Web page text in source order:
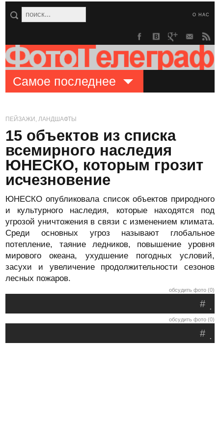
О НАС
Самое последнее
ПЕЙЗАЖИ, ЛАНДШАФТЫ
15 объектов из списка
всемирного наследия
ЮНЕСКО, которым грозит
исчезновение
ЮНЕСКО опубликовала список объектов природного
и культурного наследия, которые находятся под
угрозой уничтожения в связи с изменением климата.
Среди основных угроз называют глобальное
потепление, таяние ледников, повышение уровня
мирового океана, ухудшение погодных условий,
засухи и увеличение продолжительности сезонов
лесных пожаров.
обсудить фото (0)
.
#
обсудить фото (0)
.
#